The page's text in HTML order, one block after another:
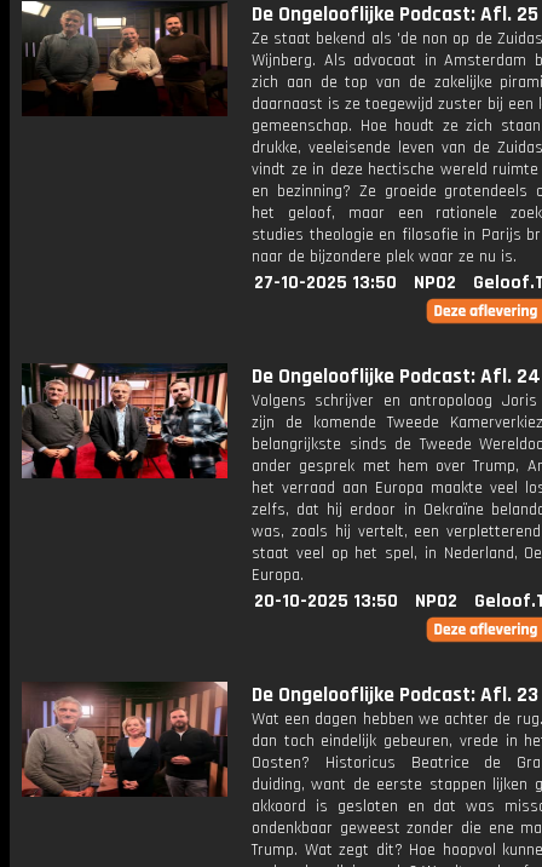
De Ongelooflijke Podcast: Afl. 25
Ze staat bekend als 'de non op de
Wijnberg. Als advocaat in Amsterdam
zich aan de top van de zakelijke
daarnaast is ze toegewijd zuster bij een
gemeenschap. Hoe houdt ze zich
drukke, veeleisende leven van de
vindt ze in deze hectische wereld
en bezinning? Ze groeide grotendeels
het geloof, maar een rationele
studies theologie en filosofie in Parijs
naar de bijzondere plek waar ze nu is.
27-10-2025 13:50 NPO2
De Ongelooflijke Podcast: Afl. 24
Volgens schrijver en antropoloog Joris
zijn de komende Tweede
belangrijkste sinds de Tweede
ander gesprek met hem over Trump,
het verraad aan Europa maakte veel
zelfs, dat hij erdoor in Oekraïne
was, zoals hij vertelt, een
staat veel op het spel, in Nederland,
Europa.
20-10-2025 13:50 NPO2
De Ongelooflijke Podcast: Afl. 23
Wat een dagen hebben we achter de
dan toch eindelijk gebeuren, vrede in
Oosten? Historicus Beatrice de
duiding, want de eerste stappen lijken
akkoord is gesloten en dat was
ondenkbaar geweest zonder die ene
Trump. Wat zegt dit? Hoe hoopvol